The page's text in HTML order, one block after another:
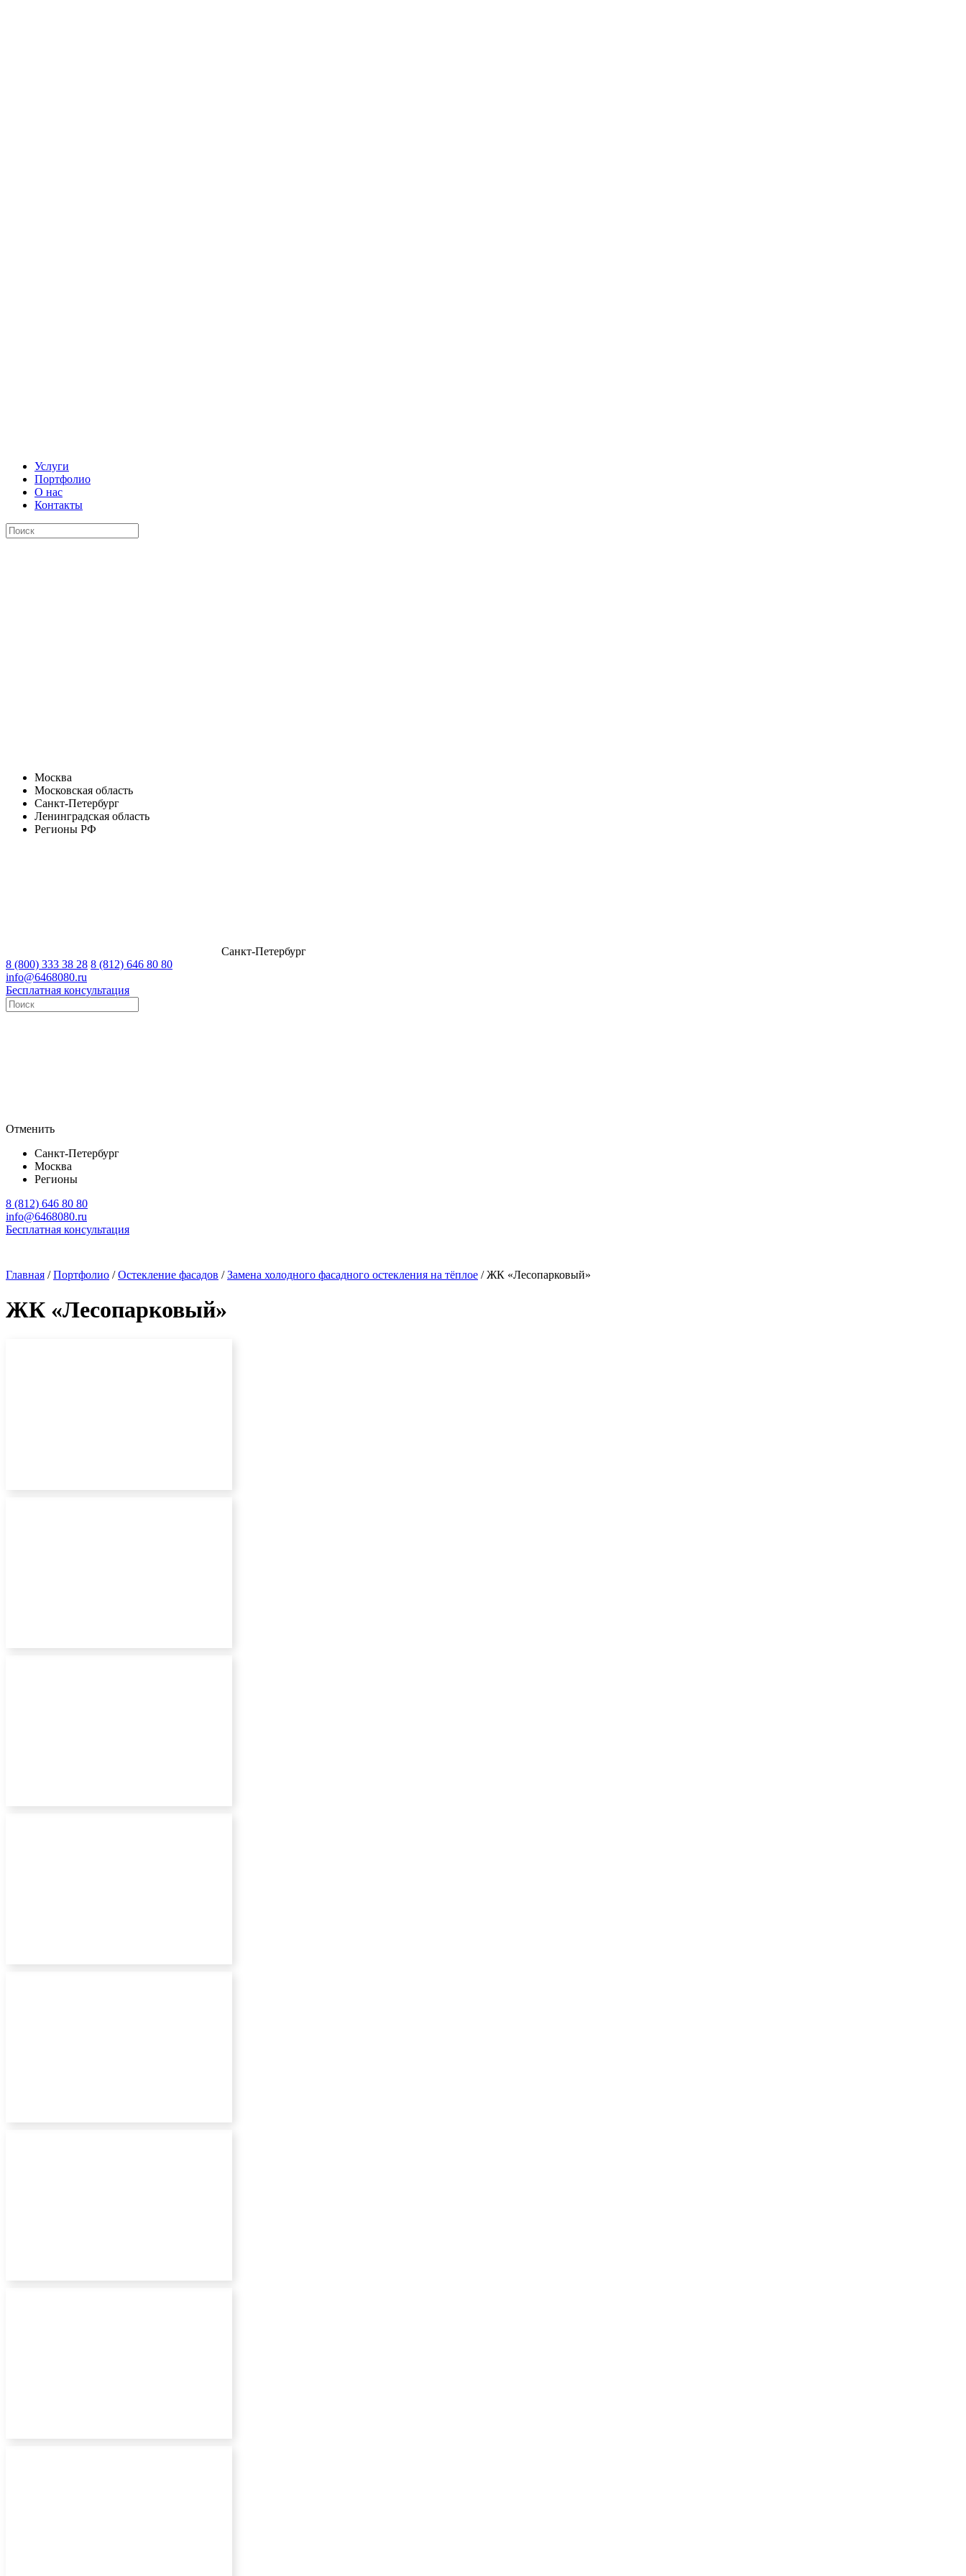
Услуги
Портфолио
О нас
Контакты
Москва
Московская область
Санкт-Петербург
Ленинградская область
Регионы РФ
Санкт-Петербург
8 (800) 333 38 28 8 (812) 646 80 80
info@6468080.ru
Бесплатная консультация
Отменить
Санкт-Петербург
Москва
Регионы
8 (812) 646 80 80
info@6468080.ru
Бесплатная консультация
Главная /Портфолио /Остекление фасадов /Замена холодного фасадного остекления на тёплое /ЖК «Лесопарковый»
ЖК «Лесопарковый»